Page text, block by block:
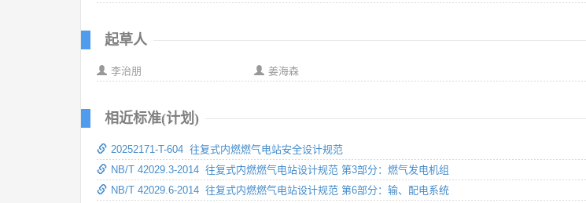
起草人
李治朋 姜海森
相近标准(计划)
20252171-T-604 往复式内燃燃气电站安全设计规范
NB/T 42029.3-2014 往复式内燃燃气电站设计规范 第3部分：燃气发电机组
NB/T 42029.6-2014 往复式内燃燃气电站设计规范 第6部分：输、配电系统